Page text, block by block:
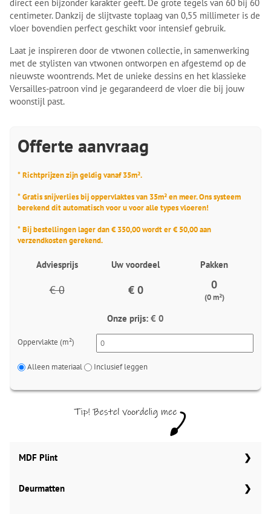
direct een bijzonder karakter geeft. De grote tegels van 60 bij 60
centimeter. Dankzij de slijtvaste toplaag van 0,55 millimeter is de
vloer bovendien perfect geschikt voor intensief gebruik.
Laat je inspireren door de vtwonen collectie, in samenwerking
met de stylisten van vtwonen ontworpen en afgestemd op de
nieuwste woontrends. Met de unieke dessins en het klassieke
Versailles-patroon vind je gegarandeerd de vloer die bij jouw
woonstijl past.
Offerte aanvraag
* Richtprijzen zijn geldig vanaf 35m².
* Gratis snijverlies bij oppervlaktes van 35m² en meer. Ons systeem
berekend dit automatisch voor u voor alle types vloeren!
* Bij bestellingen lager dan € 350,00 wordt er € 50,00 aan
verzendkosten gerekend.
Adviesprijs Uw voordeel Pakken
€ 0 € 0 0
(0 m²)
Onze prijs: € 0
Oppervlakte (m²)
Alleen materiaal Inclusief leggen
MDF Plint
70x12 mm
Deurmatten